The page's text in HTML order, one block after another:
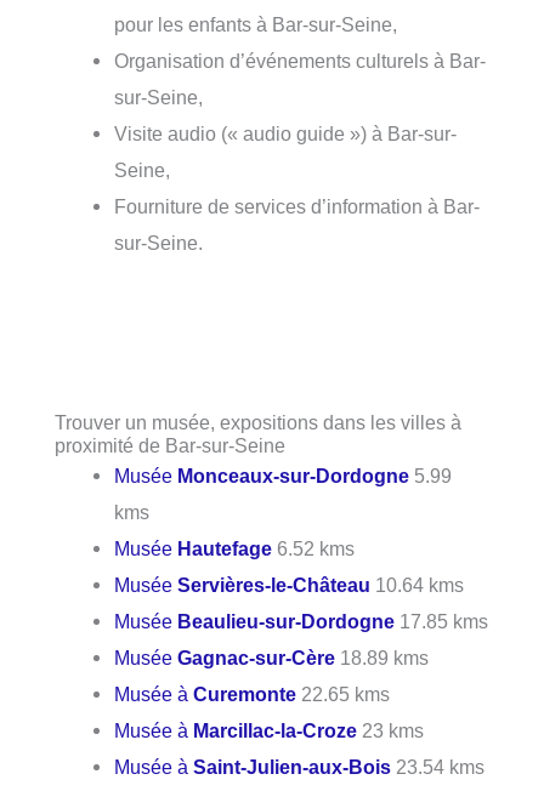
pour les enfants à Bar-sur-Seine,
Organisation d’événements culturels à Bar-
sur-Seine,
Visite audio (« audio guide ») à Bar-sur-
Seine,
Fourniture de services d’information à Bar-
sur-Seine.
Trouver un musée, expositions dans les villes à
proximité de Bar-sur-Seine
Musée Monceaux-sur-Dordogne 5.99
kms
Musée Hautefage 6.52 kms
MuséeServières-le-Château 10.64 kms
Musée Beaulieu-sur-Dordogne 17.85 kms
MuséeGagnac-sur-Cère 18.89 kms
Musée àCuremonte 22.65 kms
Musée à Marcillac-la-Croze 23 kms
Musée àSaint-Julien-aux-Bois 23.54 kms